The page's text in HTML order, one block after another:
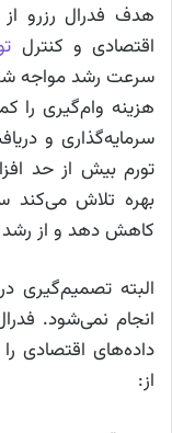
هدف فدرال رزرو از
اقتصادی و کنترل
سرعت رشد مواجه
هزینه وام‌گیری را
سرمایه‌گذاری و
تورم بیش از حد
بهره تلاش می‌کند
کاهش دهد و از رشد
البته تصمیم‌گیری
انجام نمی‌شود.
داده‌های اقتصادی
از: